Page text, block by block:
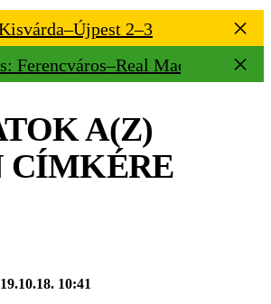
2–3
Ferencváros–Real Madrid 0–0
A(Z)
CÍMKÉRE
10:41